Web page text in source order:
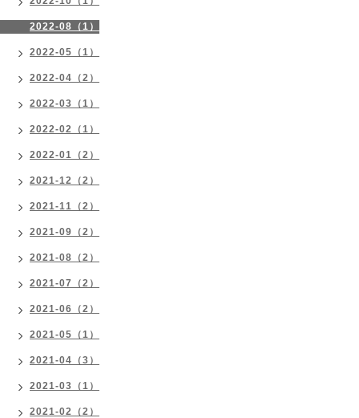
2022-08（1）
2022-05（1）
2022-04（2）
2022-03（1）
2022-02（1）
2022-01（2）
2021-12（2）
2021-11（2）
2021-09（2）
2021-08（2）
2021-07（2）
2021-06（2）
2021-05（1）
2021-04（3）
2021-03（1）
2021-02（2）